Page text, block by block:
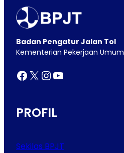
Badan Pengatur Jalan Tol
Kementerian Pekerjaan Umum
Facebook X InstagramYouTube
PROFIL
Sekilas BPJT